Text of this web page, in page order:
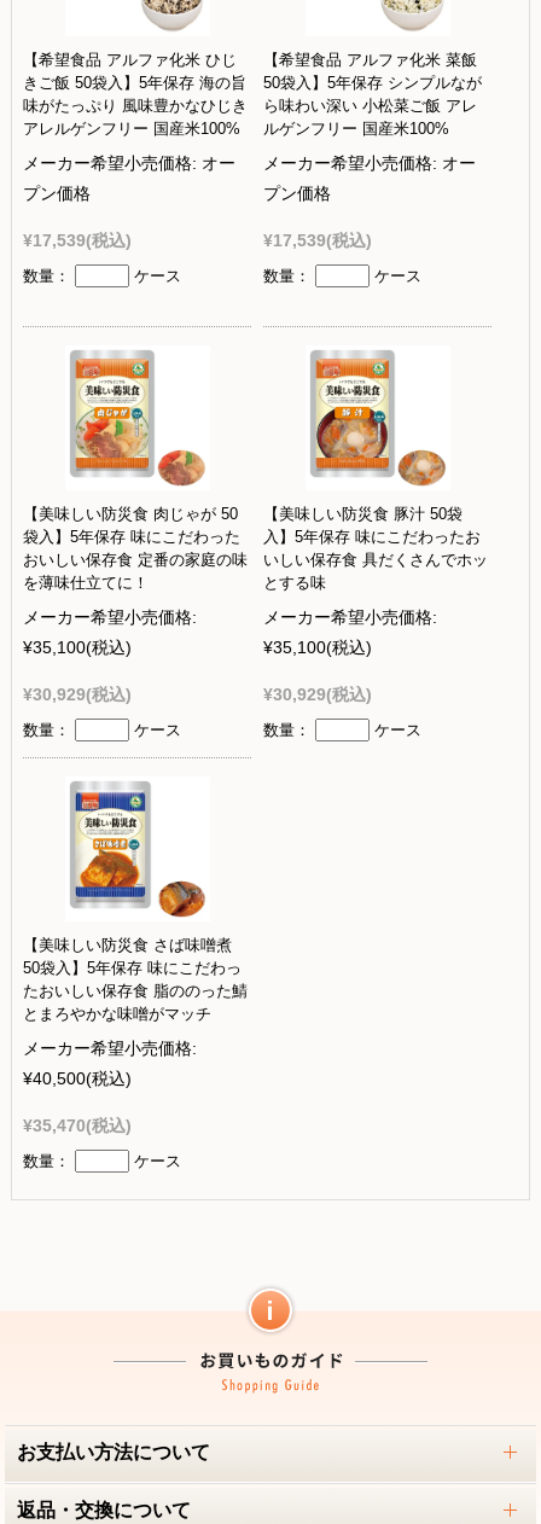
【希望食品 アルファ化米 ひじ
きご飯 50袋入】5年保存 海の旨
味がたっぷり 風味豊かなひじき
アレルゲンフリー 国産米100%
メーカー希望小売価格: オー
プン価格
¥17,539(税込)
数量： ケース
【希望食品 アルファ化米 菜飯
50袋入】5年保存 シンプルなが
ら味わい深い 小松菜ご飯 アレ
ルゲンフリー 国産米100%
メーカー希望小売価格: オー
プン価格
¥17,539(税込)
数量： ケース
【美味しい防災食 肉じゃが 50
袋入】5年保存 味にこだわった
おいしい保存食 定番の家庭の味
を薄味仕立てに！
メーカー希望小売価格:
¥35,100(税込)
¥30,929(税込)
数量： ケース
【美味しい防災食 豚汁 50袋
入】5年保存 味にこだわったお
いしい保存食 具だくさんでホッ
とする味
メーカー希望小売価格:
¥35,100(税込)
¥30,929(税込)
数量： ケース
【美味しい防災食 さば味噌煮
50袋入】5年保存 味にこだわっ
たおいしい保存食 脂ののった鯖
とまろやかな味噌がマッチ
メーカー希望小売価格:
¥40,500(税込)
¥35,470(税込)
数量： ケース
お支払い方法について
返品・交換について